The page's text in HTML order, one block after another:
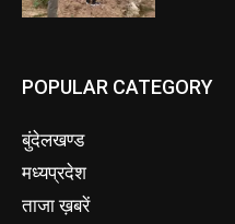
POPULAR CATEGORY
बुंदेलखण्ड
मध्यप्रदेश
ताजा ख़बरें